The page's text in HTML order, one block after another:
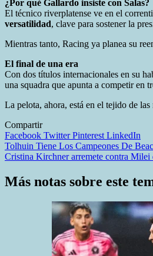
¿Por qué Gallardo insiste con Salas?
El técnico riverplatense ve en el
versatilidad, clave para sostener la
Mientras tanto, Racing ya planea su
El final de una era
Con dos títulos internacionales en su
una squadra que apunta a competir en
La pelota, ahora, está en el tejido de
Compartir
Facebook TwitterPinterest LinkedIn
Navegación
de
entradas
Tolhuin Tiene Los Campeones De
Cristina Kirchner arremete contra
Más notas sobre este